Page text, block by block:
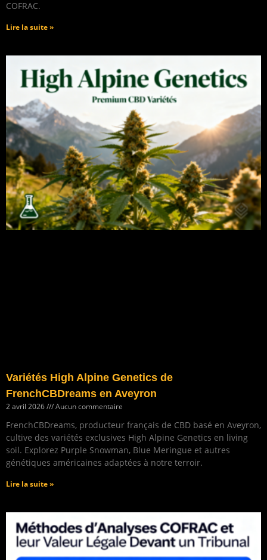
COFRAC.
Lire la suite »
Variétés High Alpine Genetics de
FrenchCBDreams en Aveyron
2 avril 2026 Aucun commentaire
FrenchCBDreams, producteur français de CBD basé en Aveyron,
cultive des variétés exclusives High Alpine Genetics en living
soil. Explorez Purple Snowman, Blue Meringue et autres
génétiques américaines adaptées à notre terroir.
Lire la suite »